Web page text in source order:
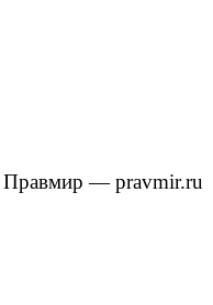
Правмир — pravmir.ru